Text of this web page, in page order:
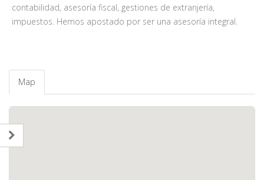
contabilidad, asesoría fiscal, gestiones de extranjería,
impuestos. Hemos apostado por ser una asesoría integral.
Map